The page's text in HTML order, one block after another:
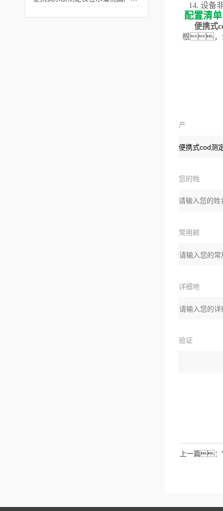
14. 设备
配置清单
便携式
根，
产
品：
您的姓
名：
常用邮
箱：
详细地
址：
验证
如
上一篇：